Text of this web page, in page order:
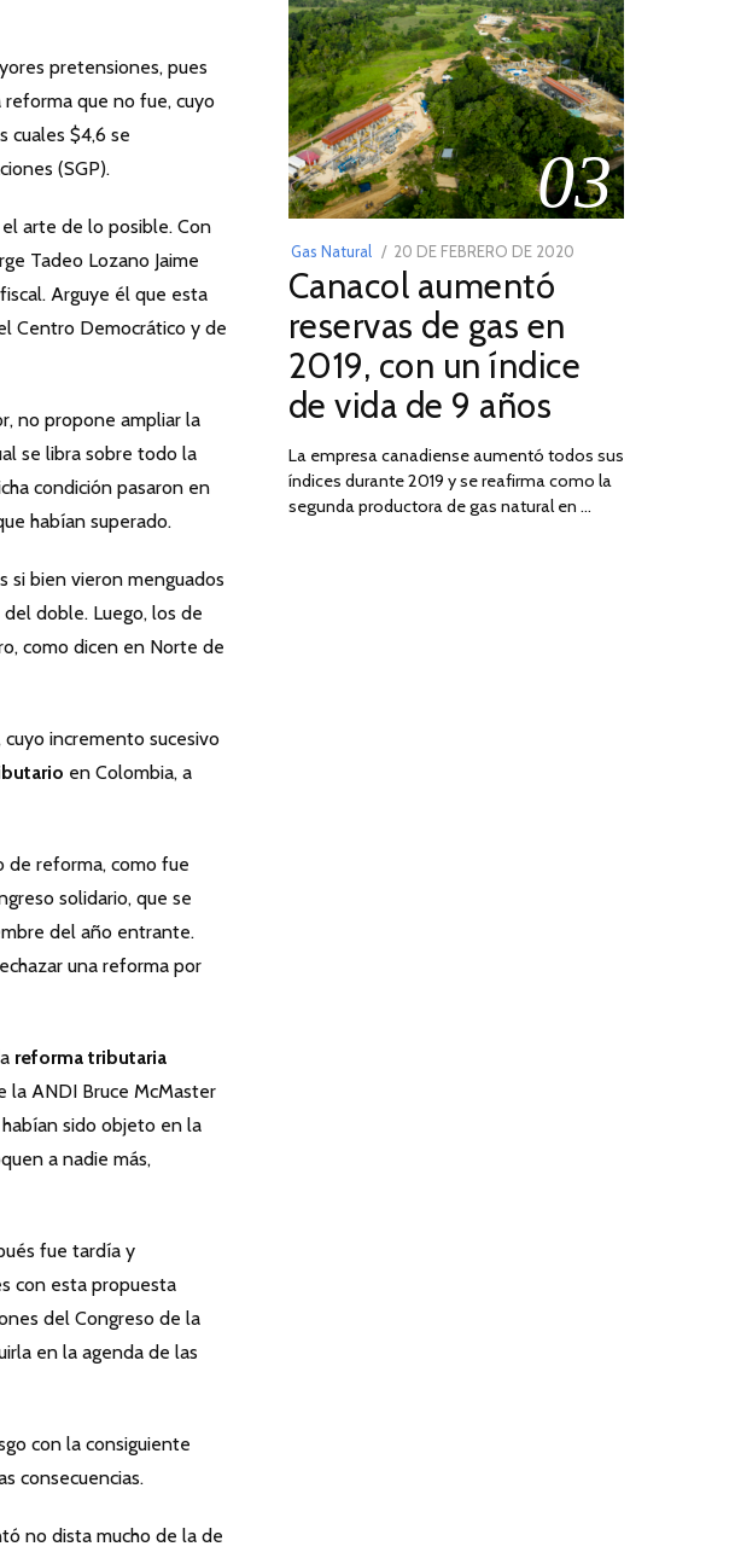
pretensiones, pues
reforma que no fue, cuyo
cuales $4,6 se
(SGP).
arte de lo posible. Con
Tadeo Lozano Jaime
Arguye él que esta
Centro Democrático y de
no propone ampliar la
se libra sobre todo la
condición pasaron en
habían superado.
si bien vieron menguados
doble. Luego, los de
como dicen en Norte de
incremento sucesivo
en Colombia, a
de reforma, como fue
solidario, que se
del año entrante.
una reforma por
reforma tributaria
la ANDI Bruce McMaster
sido objeto en la
a nadie más,
fue tardía y
con esta propuesta
del Congreso de la
en la agenda de las
con la consiguiente
consecuencias.
no dista mucho de la de
03
Gas Natural
POSTED
ON
20 DE FEBRERO DE 2020
2025
Canacol aumentó
reservas de gas en
2019, con un índice
de vida de 9 años
La empresa canadiense aumentó todos sus
índices durante 2019 y se reafirma como la
segunda productora de gas natural en …